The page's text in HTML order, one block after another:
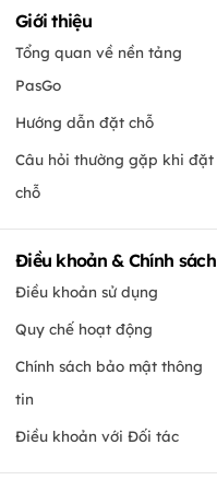
Giới thiệu
Tổng quan về nền tảng
PasGo
Hướng dẫn đặt chỗ
Câu hỏi thường gặp khi đặt
chỗ
Điều khoản & Chính sách
Điều khoản sử dụng
Quy chế hoạt động
Chính sách bảo mật thông
tin
Điều khoản với Đối tác